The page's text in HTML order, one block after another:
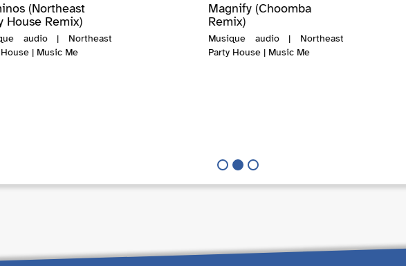
Magnify (Choomba
Remix)
Musique audio | Northeast
Party House | Music Me
(Northeast
House Remix)
audio | Northeast
| Music Me